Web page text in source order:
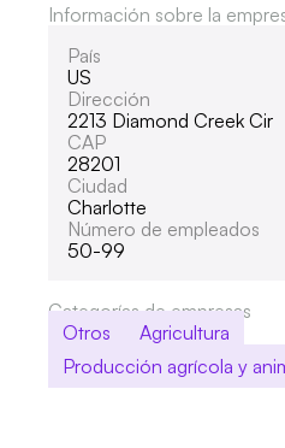
Información sobre la
País
US
Dirección
2213 Diamond Creek Cir
CAP
28201
Ciudad
Charlotte
Número de empleados
50-99
Categorías de empresas
Otros
Agricultura
Producción agrícola y